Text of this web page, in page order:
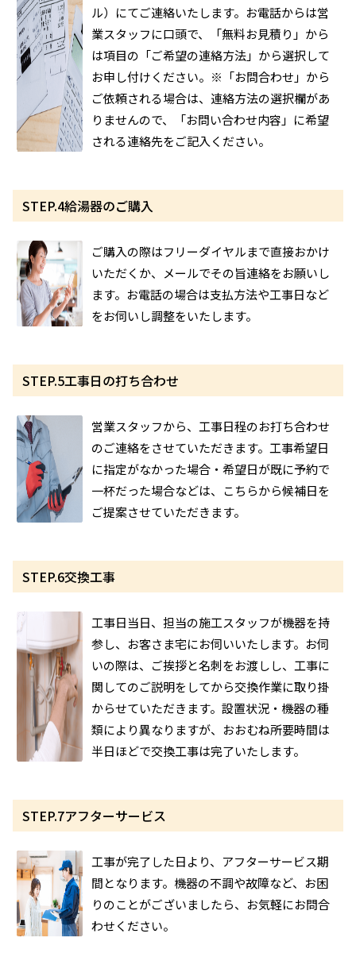
ル）にてご連絡いたします。お電話からは営
業スタッフに口頭で、「無料お見積り」から
は項目の「ご希望の連絡方法」から選択して
お申し付けください。※「お問合わせ」から
ご依頼される場合は、連絡方法の選択欄があ
りませんので、「お問い合わせ内容」に希望
される連絡先をご記入ください。
STEP.4給湯器のご購入
ご購入の際はフリーダイヤルまで直接おかけ
いただくか、メールでその旨連絡をお願いし
ます。お電話の場合は支払方法や工事日など
をお伺いし調整をいたします。
STEP.5工事日の打ち合わせ
営業スタッフから、工事日程のお打ち合わせ
のご連絡をさせていただきます。工事希望日
に指定がなかった場合・希望日が既に予約で
一杯だった場合などは、こちらから候補日を
ご提案させていただきます。
STEP.6交換工事
工事日当日、担当の施工スタッフが機器を持
参し、お客さま宅にお伺いいたします。お伺
いの際は、ご挨拶と名刺をお渡しし、工事に
関してのご説明をしてから交換作業に取り掛
からせていただきます。設置状況・機器の種
類により異なりますが、おおむね所要時間は
半日ほどで交換工事は完了いたします。
STEP.7アフターサービス
工事が完了した日より、アフターサービス期
間となります。機器の不調や故障など、お困
りのことがございましたら、お気軽にお問合
わせください。